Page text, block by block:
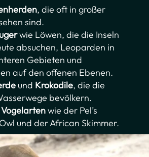
, die oft in großer
sind.
wie Löwen, die die Inseln
absuchen, Leoparden in
Gebieten und
auf den offenen Ebenen.
und Krokodile, die die
bevölkern.
wie der Pel’s
und der African Skimmer.